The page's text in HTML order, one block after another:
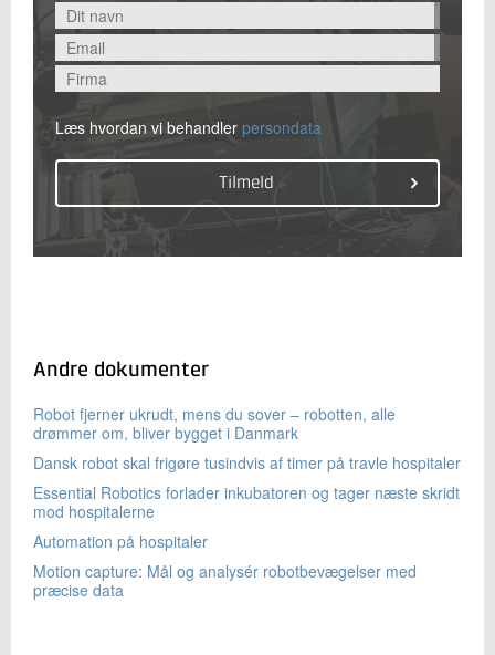
for teknologi- og forretningsudvikling til en værdi
på op til 250.000 kroner
Læs hvordan vi behandler persondata
Andre dokumenter
Robot fjerner ukrudt, mens du sover – robotten, alle
drømmer om, bliver bygget i Danmark
Dansk robot skal frigøre tusindvis af timer på travle hospitaler
Essential Robotics forlader inkubatoren og tager næste skridt
mod hospitalerne
Automation på hospitaler
Motion capture: Mål og analysér robotbevægelser med
præcise data